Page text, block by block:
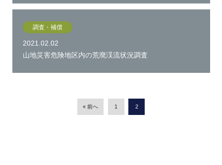
調査・補償
2021.02.02
山地災害危険地区内の荒廃渓流状況調査
« 前へ 1 2